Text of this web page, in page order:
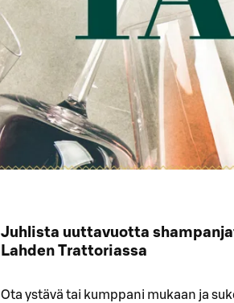
Juhlista uuttavuotta
Lahden Trattoriassa
Ota ystävä tai kumppani mukaan ja